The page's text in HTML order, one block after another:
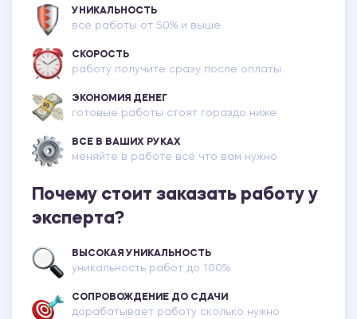
УНИКАЛЬНОСТЬ
все работы от 50% и выше
СКОРОСТЬ
работу получите сразу после оплаты
ЭКОНОМИЯ ДЕНЕГ
готовые работы стоят гораздо ниже
ВСЕ В ВАШИХ РУКАХ
меняйте в работе всё что вам нужно
Почему стоит заказать работу у
эксперта?
ВЫСОКАЯ УНИКАЛЬНОСТЬ
уникальность работ до 100%
СОПРОВОЖДЕНИЕ ДО СДАЧИ
дорабатывает работу сколько нужно